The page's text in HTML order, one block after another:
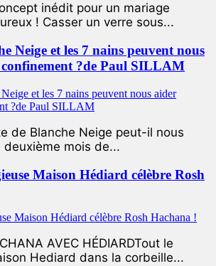
inédit pour un mariage
! Casser un verre sous...
Neige et les 7 nains peuvent nous
?de Paul SILLAM
de Blanche Neige peut-il nous
mois de...
Maison Hédiard célèbre Rosh
AVEC HÉDIARDTout le
Hediard dans la corbeille...